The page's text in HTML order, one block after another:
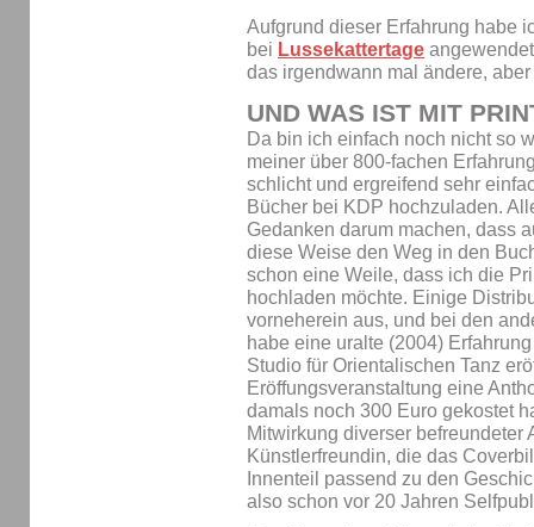
Aufgrund dieser Erfahrung habe
bei Lussekattertage
das irgendwann mal ändere,
UND WAS IST MIT
Da bin ich einfach noch nicht so
meiner über 800-fachen
schlicht und ergreifend sehr
Bücher bei KDP hochzuladen.
Gedanken darum machen, dass
diese Weise den Weg in den
schon eine Weile, dass ich die
hochladen möchte. Einige
vorneherein aus, und bei den
habe eine uralte (2004)
Studio für Orientalischen Tanz
Eröffungsveranstaltung eine
damals noch 300 Euro gekostet
Mitwirkung diverser befreundeter
Künstlerfreundin, die das
Innenteil passend zu den
also schon vor 20 Jahren